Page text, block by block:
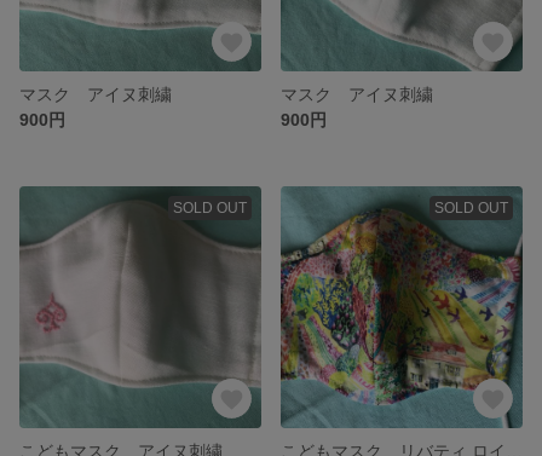
マスク アイヌ刺繍
900円
マスク アイヌ刺繍
900円
SOLD OUT
こどもマスク アイヌ刺繍
SOLD OUT